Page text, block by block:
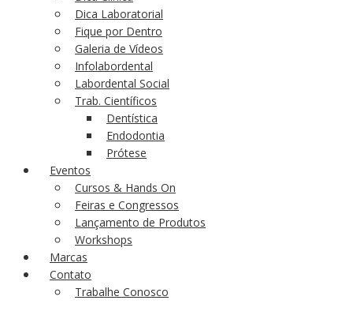
Dica Laboratorial
Fique por Dentro
Galeria de Vídeos
Infolabordental
Labordental Social
Trab. Científicos
Dentística
Endodontia
Prótese
Eventos
Cursos & Hands On
Feiras e Congressos
Lançamento de Produtos
Workshops
Marcas
Contato
Trabalhe Conosco